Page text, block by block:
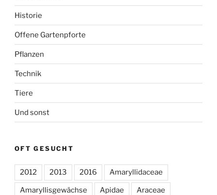
Historie
Offene Gartenpforte
Pflanzen
Technik
Tiere
Und sonst
OFT GESUCHT
2012 2013 2016 Amaryllidaceae
Amaryllisgewächse Apidae Araceae